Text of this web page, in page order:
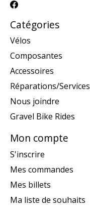
Catégories
Vélos
Composantes
Accessoires
Réparations/Services
Nous joindre
Gravel Bike Rides
Mon compte
S'inscrire
Mes commandes
Mes billets
Ma liste de souhaits